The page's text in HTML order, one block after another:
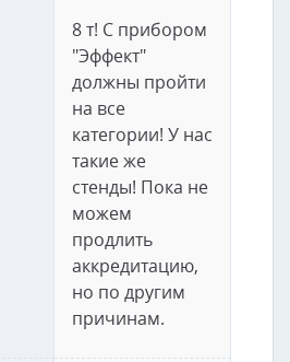
8 т! С прибором
"Эффект"
должны пройти
на все
категории! У нас
такие же
стенды! Пока не
можем
продлить
аккредитацию,
но по другим
причинам.